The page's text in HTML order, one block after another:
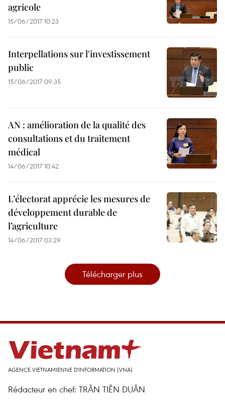
agricole
15/06/2017 10:23
Interpellations sur l'investissement
public
15/06/2017 09:35
AN : amélioration de la qualité des
consultations et du traitement
médical
14/06/2017 10:42
L’électorat apprécie les mesures de
développement durable de
l’agriculture
14/06/2017 03:29
Télécharger plus
AGENCE VIETNAMIENNE D'INFORMATION (VNA)
Rédacteur en chef: TRÂN TIÊN DUÂN